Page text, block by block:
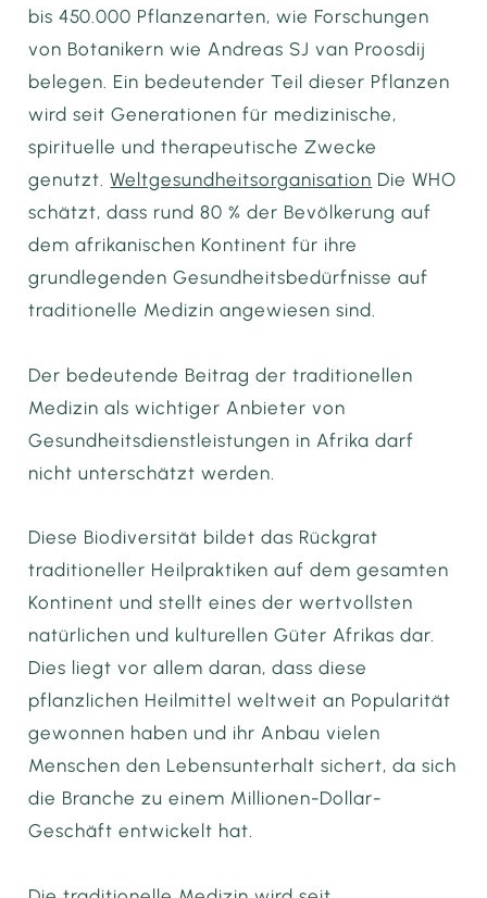
bis 450.000 Pflanzenarten, wie Forschungen
von Botanikern wie Andreas SJ van Proosdij
belegen. Ein bedeutender Teil dieser Pflanzen
wird seit Generationen für medizinische,
spirituelle und therapeutische Zwecke
genutzt.Weltgesundheitsorganisation Die WHO
schätzt, dass rund 80 % der Bevölkerung auf
dem afrikanischen Kontinent für ihre
grundlegenden Gesundheitsbedürfnisse auf
traditionelle Medizin angewiesen sind.
Der bedeutende Beitrag der traditionellen
Medizin als wichtiger Anbieter von
Gesundheitsdienstleistungen in Afrika darf
nicht unterschätzt werden.
Diese Biodiversität bildet das Rückgrat
traditioneller Heilpraktiken auf dem gesamten
Kontinent und stellt eines der wertvollsten
natürlichen und kulturellen Güter Afrikas dar.
Dies liegt vor allem daran, dass diese
pflanzlichen Heilmittel weltweit an Popularität
gewonnen haben und ihr Anbau vielen
Menschen den Lebensunterhalt sichert, da sich
die Branche zu einem Millionen-Dollar-
Geschäft entwickelt hat.